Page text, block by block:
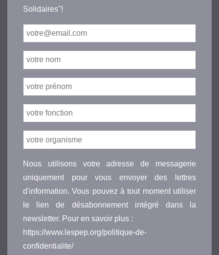
Solidaires"!
Nous utilisons votre adresse de messagerie
uniquement pour vous envoyer des lettres
d'information. Vous pouvez à tout moment utiliser
le lien de désabonnement intégré dans la
newsletter. Pour en savoir plus :
https://www.lespep.org/politique-de-
confidentialite/